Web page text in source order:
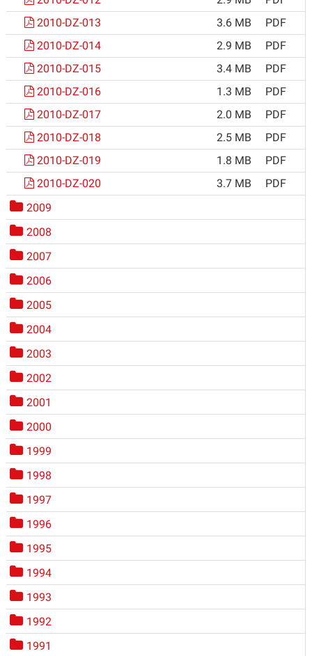
2010-DZ-013
3.6 MB
PDF
2010-DZ-014
2.9 MB
PDF
2010-DZ-015
3.4 MB
PDF
2010-DZ-016
1.3 MB
PDF
2010-DZ-017
2.0 MB
PDF
2010-DZ-018
2.5 MB
PDF
2010-DZ-019
1.8 MB
PDF
2010-DZ-020
3.7 MB
PDF
2009
2008
2007
2006
2005
2004
2003
2002
2001
2000
1999
1998
1997
1996
1995
1994
1993
1992
1991